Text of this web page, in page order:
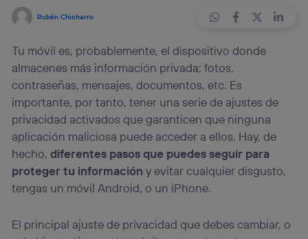
Rubén Chicharro
Tu móvil es, probablemente, el dispositivo donde
almacenes más información privada; fotos,
contraseñas, mensajes, documentos, etc. Es
importante, por tanto, tener una serie de ajustes de
privacidad activados que garanticen que ninguna
aplicación maliciosa puede acceder a ellos. Hay, de
hecho,diferentes pasos que puedes seguir para
proteger tu información y evitar cualquier disgusto,
tengas un móvil Android, o un iPhone.
El principal ajuste de privacidad que debes cambiar, o